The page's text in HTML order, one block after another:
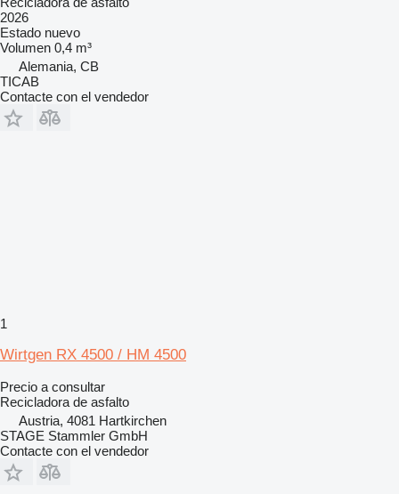
2026
Estado nuevo
Volumen 0,4 m³
Alemania, CB
TICAB
Contacte con el vendedor
1
Wirtgen RX 4500 / HM 4500
Precio a consultar
Recicladora de asfalto
Austria, 4081 Hartkirchen
STAGE Stammler GmbH
Contacte con el vendedor